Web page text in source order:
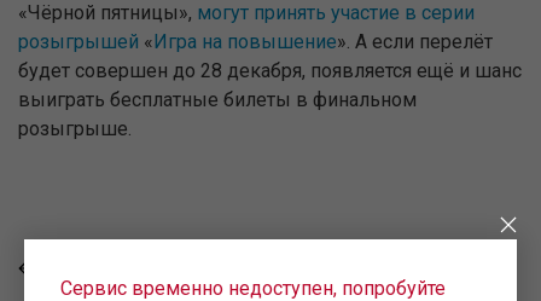
«Чёрной пятницы», могут принять участие в серии
розыгрышей «Игра на повышение». А если перелёт
будет совершен до 28 декабря, появляется ещё и шанс
выиграть бесплатные билеты в финальном
розыгрыше.
Сервис временно недоступен, попробуйте